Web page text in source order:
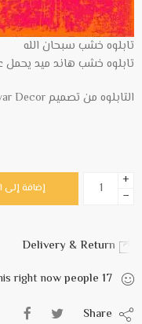
تابلوه خشب سبحان الله
تابلوه خشب هاند ميد يحمل
التابلوه من تصميم Jawar Decor
+
−
إضافة إلى
17
people